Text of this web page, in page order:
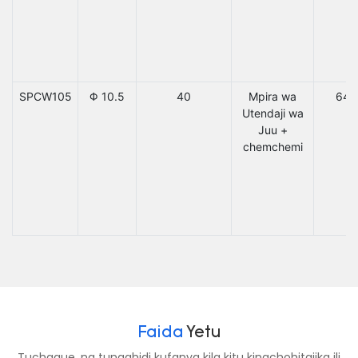
SPCW105 Φ 10.5 40
Mpira wa
Utendaji wa
Juu +
chemchemi
64
Faida Yetu